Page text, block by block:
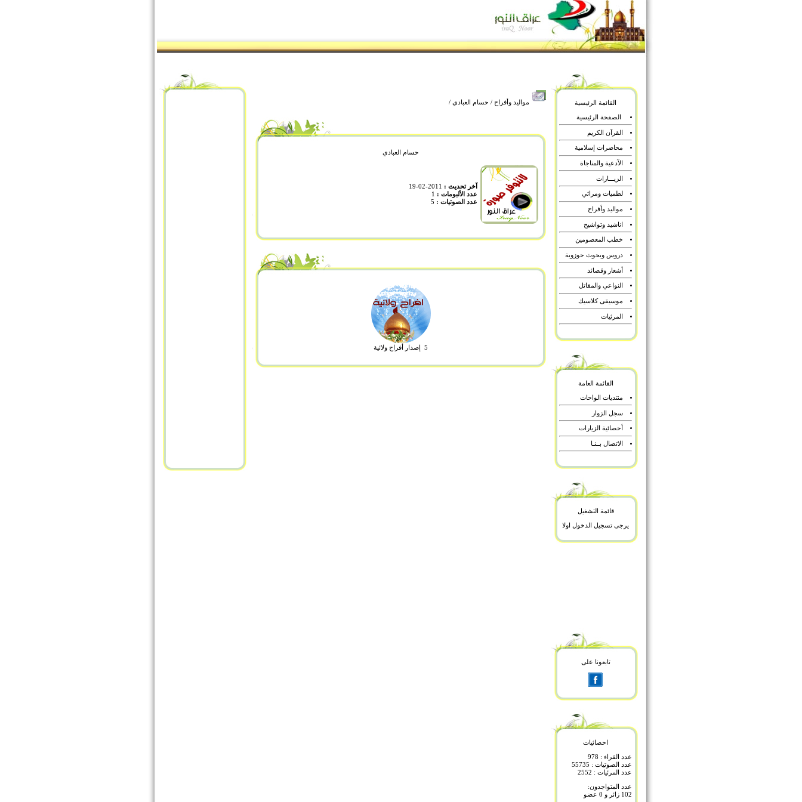
مواليد وأفراح / حسام العبادي /
حسام العبادي
آخر تحديث : 2011-02-19
عدد الألبومات : 1
عدد الصوتيات : 5
5 إصدار أفراح ولائية
القائمة الرئيسية
الصفحة الرئيسية
القرآن الكريم
محاضرات إسلامية
الآدعية والمناجاة
الزيـــارات
لطميات ومراثي
مواليد وأفراح
اناشيد وتواشيح
خطب المعصومين
دروس وبحوث حوزوية
أشعار وقصائد
النواعي والمقاتل
موسيقى كلاسيك
المرئيات
القائمة العامة
منتديات الواحات
سجل الزوار
أحصائية الزيارات
الاتصال بــنـا
قائمة التشغيل
يرجى تسجيل الدخول اولا
تابعونا على
احصائيات
عدد القراء : 978
عدد الصوتيات : 55735
عدد المرئيات : 2552
عدد المتواجدون:
102 زائر و 0 عضو